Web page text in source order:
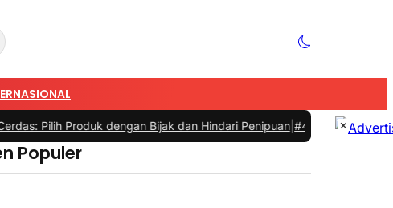
Pilih Produk dengan Bijak dan Hindari Penipuan|#4 -Tips Memilih
Populer
×